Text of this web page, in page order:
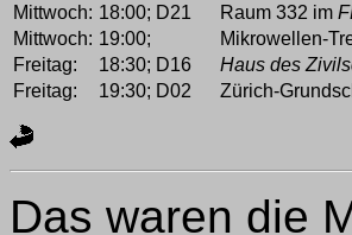
Mittwoch: 18:00; D21 Raum 332 im
Mittwoch: 19:00;
Mikrowellen-
Freitag:
18:30; D16 Haus des
Freitag:
19:30; D02 Zürich-
Das waren die